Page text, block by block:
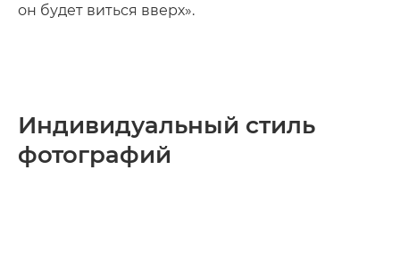
он будет виться вверх».
Индивидуальный стиль
фотографий